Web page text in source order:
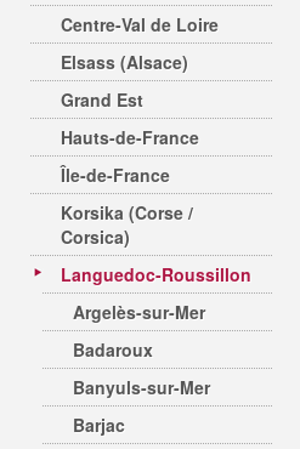
Centre-Val de Loire
Elsass (Alsace)
Grand Est
Hauts-de-France
Île-de-France
Korsika (Corse /
Corsica)
Languedoc-Roussillon
Argelès-sur-Mer
Badaroux
Banyuls-sur-Mer
Barjac